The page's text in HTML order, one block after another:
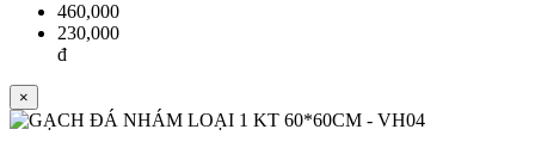
460,000
230,000
đ
×